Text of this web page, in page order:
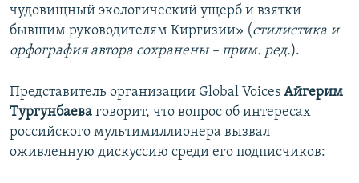
чудовищный экологический ущерб и взятки
бывшим руководителям Киргизии» (стилистика и
орфография автора сохранены – прим. ред.).
Представитель организации Global Voices Айгерим
Тургунбаева говорит, что вопрос об интересах
российского мультимиллионера вызвал
оживленную дискуссию среди его подписчиков: